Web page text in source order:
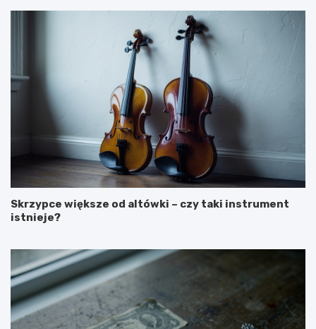
Skrzypce większe od altówki – czy taki instrument
istnieje?